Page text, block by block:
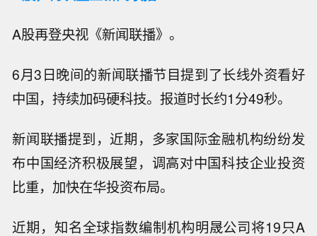
A股再登央视《新闻联播》。
6月3日晚间的新闻联播节目提到了长线外资看好
中国，持续加码硬科技。报道时长约1分49秒。
新闻联播提到，近期，多家国际金融机构纷纷发
布中国经济积极展望，调高对中国科技企业投资
比重，加快在华投资布局。
近期，知名全球指数编制机构明晟公司将19只A